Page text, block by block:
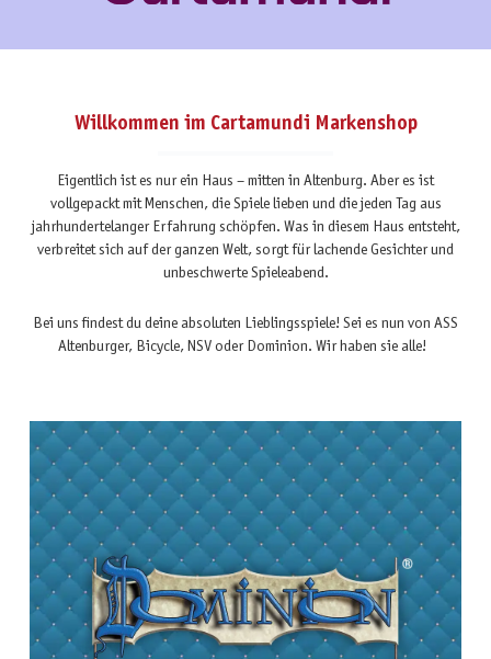
Willkommen im Cartamundi Markenshop
Eigentlich ist es nur ein Haus – mitten in Altenburg. Aber es ist
vollgepackt mit Menschen, die Spiele lieben und die jeden Tag aus
jahrhundertelanger Erfahrung schöpfen. Was in diesem Haus entsteht,
verbreitet sich auf der ganzen Welt, sorgt für lachende Gesichter und
unbeschwerte Spieleabend.
Bei uns findest du deine absoluten Lieblingsspiele! Sei es nun von ASS
Altenburger, Bicycle, NSV oder Dominion. Wir haben sie alle!